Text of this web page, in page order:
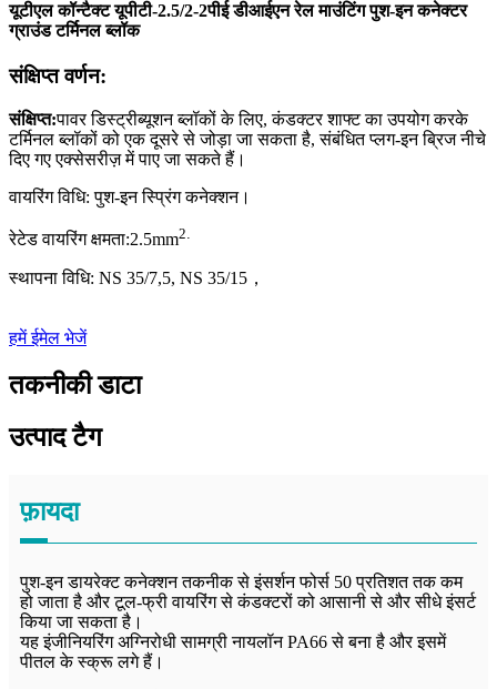
यूटीएल कॉन्टैक्ट यूपीटी-2.5/2-2पीई डीआईएन रेल माउंटिंग पुश-इन कनेक्टर
ग्राउंड टर्मिनल ब्लॉक
संक्षिप्त वर्णन:
संक्षिप्त:पावर डिस्ट्रीब्यूशन ब्लॉकों के लिए, कंडक्टर शाफ्ट का उपयोग करके
टर्मिनल ब्लॉकों को एक दूसरे से जोड़ा जा सकता है, संबंधित प्लग-इन ब्रिज नीचे
दिए गए एक्सेसरीज़ में पाए जा सकते हैं।
वायरिंग विधि: पुश-इन स्प्रिंग कनेक्शन।
रेटेड वायरिंग क्षमता:2.5mm2.
स्थापना विधि: NS 35/7,5, NS 35/15 ，
हमें ईमेल भेजें
तकनीकी डाटा
उत्पाद टैग
फ़ायदा
पुश-इन डायरेक्ट कनेक्शन तकनीक से इंसर्शन फोर्स 50 प्रतिशत तक कम
हो जाता है और टूल-फ्री वायरिंग से कंडक्टरों को आसानी से और सीधे इंसर्ट
किया जा सकता है।
यह इंजीनियरिंग अग्निरोधी सामग्री नायलॉन PA66 से बना है और इसमें
पीतल के स्क्रू लगे हैं।